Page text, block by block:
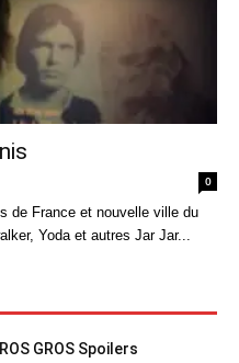
0
de France et nouvelle ville du
Yoda et autres Jar Jar...
GROS Spoilers